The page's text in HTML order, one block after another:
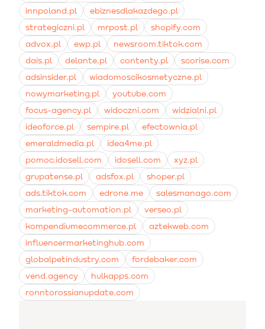
innpoland.pl
ebiznesdlakazdego.pl
strategiczni.pl
mrpost.pl
shopify.com
advox.pl
ewp.pl
newsroom.tiktok.com
dais.pl
delante.pl contenty.pl
scorise.com
adsinsider.pl
wiadomoscikosmetyczne.pl
nowymarketing.pl
youtube.com
focus-agency.pl
widoczni.com
widzialni.pl
ideoforce.pl
sempire.pl
efectownia.pl
emeraldmedia.pl
idea4me.pl
pomoc.idosell.com
idosell.com
xyz.pl
grupatense.pl
adsfox.pl
shoper.pl
ads.tiktok.com
edrone.me
salesmanago.com
marketing-automation.pl
verseo.pl
kompendiumecommerce.pl
aztekweb.com
influencermarketinghub.com
globalpetindustry.com
fordebaker.com
vend.agency
hulkapps.com
ronntorossianupdate.com